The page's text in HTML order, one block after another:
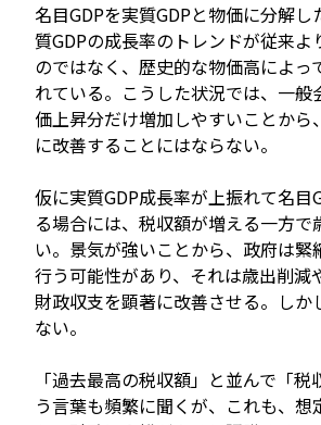
名目GDPを実質GDPと物価に分解
質GDPの成長率のトレンドが従来よ
のではなく、歴史的な物価高によっ
れている。こうした状況では、一般
価上昇分だけ増加しやすいことから
に改善することにはならない。
仮に実質GDP成長率が上振れて名目
る場合には、税収額が増える一方で
い。景気が強いことから、政府は緊
行う可能性があり、それは歳出削減
財政収支を顕著に改善させる。しか
ない。
「過去最高の税収額」と並んで「
う言葉も頻繁に聞くが、これも、想